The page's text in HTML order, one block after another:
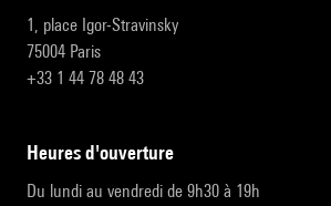
1, place Igor-Stravinsky
75004 Paris
+33 1 44 78 48 43
heures d'ouverture
Du lundi au vendredi de 9h30 à 19h